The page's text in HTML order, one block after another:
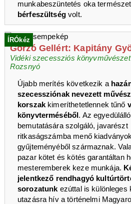
munkabeszüntetés oka
bérfeszültségvolt.
ÍRÓkéz
Gorzó Gellért: Kapitány
Vidéki szecessziós
Rozsnyó
Újabb merítés következik a
szecessziónak nevezett
korszak kimeríthetetlennek tűnő
könyvterméséből. Az
bemutatására szolgáló, javarészt
ritkaságszámba menő
gyűjteményéből származnak.
pazar kötet és kötés garantáltan
mesteremberek keze munkája.
jelentkező rendhagyó
sorozatunk ezúttal is különleges
utazásra hív a történelmi